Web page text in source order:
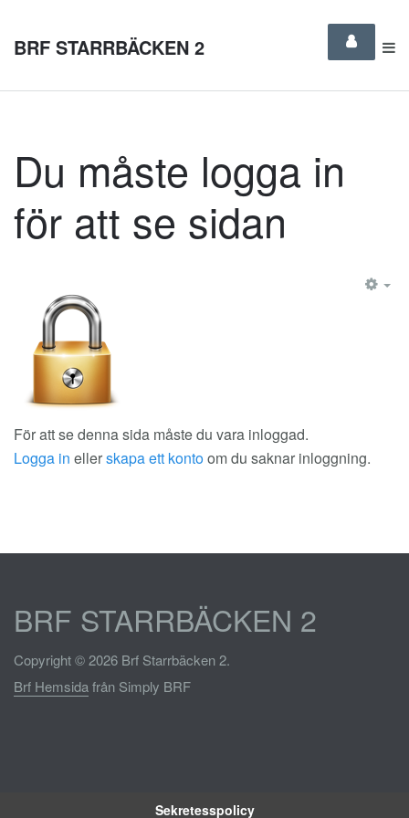
BRF STARRBÄCKEN 2
Du måste logga in
för att se sidan
För att se denna sida måste du vara inloggad.
Logga in ellerskapa ett kontoom du saknar inloggning.
BRF STARRBÄCKEN 2
Copyright © 2026 Brf Starrbäcken 2.
Brf Hemsidafrån Simply BRF
Sekretesspolicy